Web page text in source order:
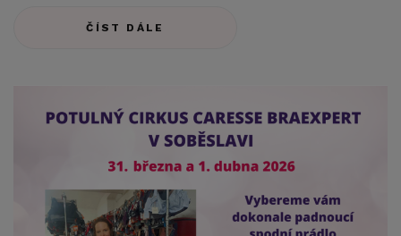
ČÍST DÁLE